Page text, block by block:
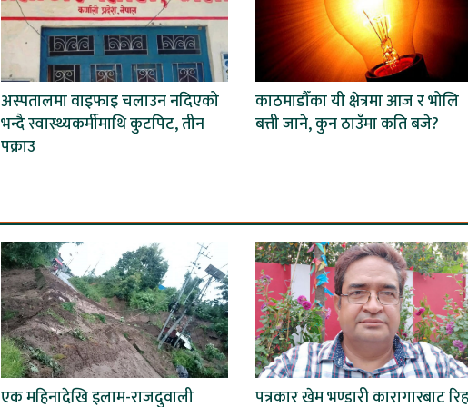
अस्पतालमा वाइफाइ चलाउन नदिएको
भन्दै स्वास्थ्यकर्मीमाथि कुटपिट, तीन
पक्राउ
काठमाडौँका यी क्षेत्रमा आज र भोलि
बत्ती जाने, कुन ठाउँमा कति बजे?
एक महिनादेखि इलाम-राजदुवाली
पत्रकार खेम भण्डारी कारागारबाट